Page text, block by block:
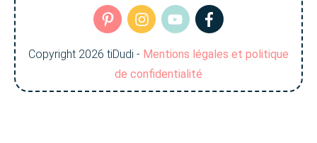
Copyright 2026 tiDudi - Mentions légales et politique
de confidentialité